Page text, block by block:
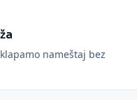
nameštaj bez